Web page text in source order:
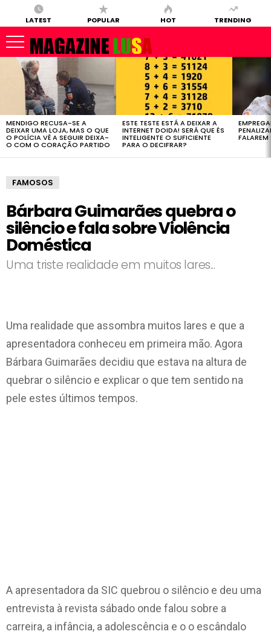
LATEST POPULAR HOT TRENDING
LATEST
STORIES
MENDIGO RECUSA-SE A
DEIXAR UMA LOJA, MAS O QUE
O POLÍCIA VÊ A SEGUIR DEIXA-
O COM O CORAÇÃO PARTIDO
ESTE TESTE ESTÁ A DEIXAR A
INTERNET DOIDA! SERÁ QUE ÉS
INTELIGENTE O SUFICIENTE
PARA O DECIFRAR?
FALAREM
FAMOSOS
Bárbara Guimarães quebra o
silêncio e fala sobre Violência
Doméstica
Uma triste realidade em muitos lares...
Uma realidade que assombra muitos lares e que a
apresentadora conheceu em primeira mão. Agora
Bárbara Guimarães decidiu que estava na altura de
quebrar o silêncio e explicar o que tem sentido na
pele estes últimos tempos.
A apresentadora da SIC quebrou o silêncio e deu uma
entrevista à revista sábado onde falou sobre a
carreira, a infância, a adolescência e o o escândalo